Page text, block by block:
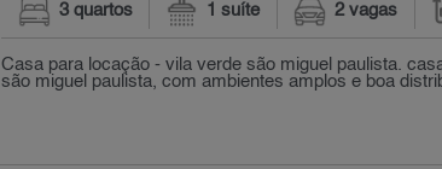
3 quartos 1 suíte 2 vagas
Casa para locação - vila verde são miguel paulista.
são miguel paulista, com ambientes amplos e boa